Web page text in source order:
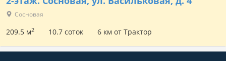
Сосновая
209.5 м2 10.7 соток 6 км от Трактор